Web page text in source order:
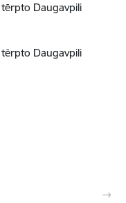
Daugavpili
Daugavpili